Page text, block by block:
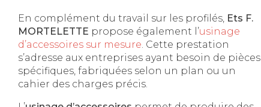
En complément du travail sur les profilés, Ets F.
MORTELETTE propose également l’usinage
d’accessoires sur mesure . Cette prestation
s’adresse aux entreprises ayant besoin de pièces
spécifiques, fabriquées selon un plan ou un
cahier des charges précis.